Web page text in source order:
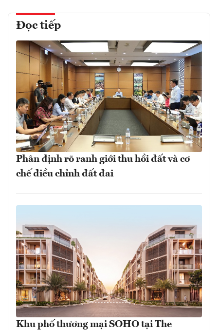
Đọc tiếp
Phân định rõ ranh giới thu hồi đất và cơ
chế điều chỉnh đất đai
Khu phố thương mại SOHO tại The